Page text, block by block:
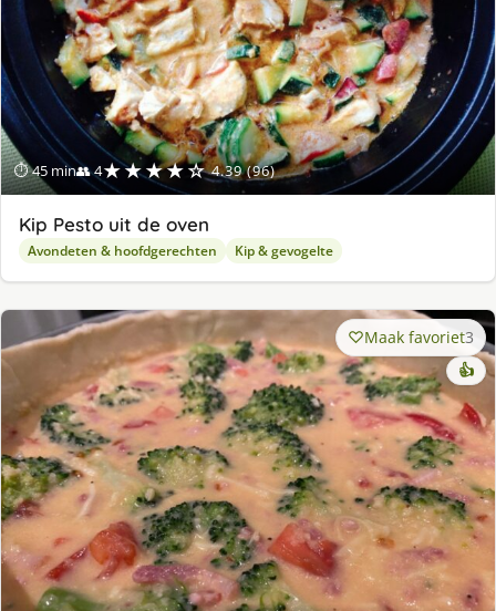
⏱ 45 min👥 4★★★★☆ 4.39 (96)
Kip Pesto uit de oven
Avondeten & hoofdgerechten Kip & gevogelte
Maak favoriet3
👍